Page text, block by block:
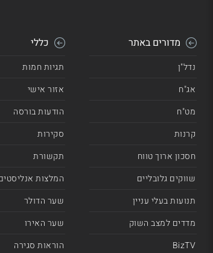
מדורים באתר
נדל"ן
אג"ח
מט"ח
קרנות
חסכון ארוך טווח
שווקים גלובליים
תנועות בעלי עניין
מדדים למצב השוק
BizTV
כללי
תגיות חמות
אזור אישי
הודעות בורסה
סקירות
תקשורת
המלצות
שער הדולר
שער האירו
הוראות סגירה